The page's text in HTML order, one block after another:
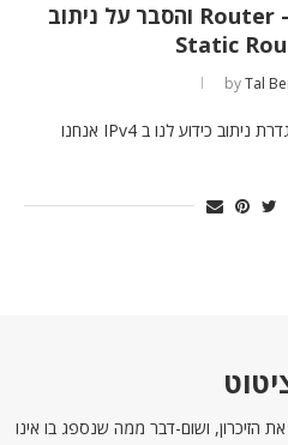
הסבר על נתב ראוטר – Router והסבר על ניתוב
byTal
הסבר על נתב,ראוטר \ Router והגדרת ניתוב כידוע לנו ב IPv4 אנחנו
הזיכרון, ושום-דבר ממה שנספג בו אינו